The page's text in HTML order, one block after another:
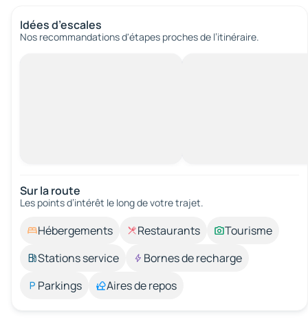
Idées d’escales
Nos recommandations d'étapes proches de l’itinéraire.
Sur la route
Les points d’intérêt le long de votre trajet.
Hébergements Restaurants
Tourisme
Stations service
Bornes de recharge
Parkings
Aires de repos